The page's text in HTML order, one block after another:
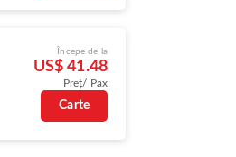
Începe de la
US$ 41.48
Preț/ Pax
Carte